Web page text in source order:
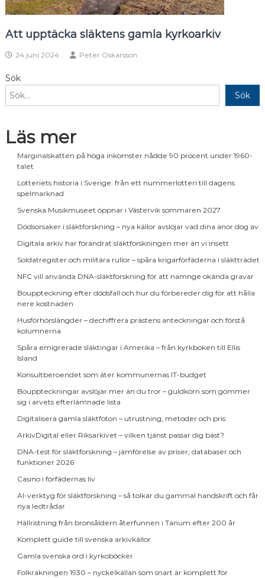
Att upptäcka släktens gamla kyrkoarkiv
24 juni 2024 Peter Oskarsson
Sök
Sök
Läs mer
Marginalskatten på höga inkomster nådde 90 procent under 1960-
talet
Lotteriets historia i Sverige: från ett nummerlotteri till dagens
spelmarknad
Svenska Musikmuseet öppnar i Västervik sommaren 2027
Dödsorsaker i släktforskning – nya källor avslöjar vad dina anor dog av
Digitala arkiv har förändrat släktforskningen mer än vi insett
Soldatregister och militära rullor – spåra krigarförfäderna i släktträdet
NFC vill använda DNA-släktforskning för att namnge okända gravar
Bouppteckning efter dödsfall och hur du förbereder dig för att hålla
nere kostnaden
Husförhörslängder – dechiffrera prästens anteckningar och förstå
kolumnerna
Spåra emigrerade släktingar i Amerika – från kyrkboken till Ellis
Island
Konsultberoendet som äter kommunernas IT-budget
Bouppteckningar avslöjar mer än du tror – guldkorn som gömmer
sig i arvets efterlämnade lista
Digitalisera gamla släktfoton – utrustning, metoder och pris
ArkivDigital eller Riksarkivet – vilken tjänst passar dig bäst?
DNA-test för släktforskning – jämförelse av priser, databaser och
funktioner 2026
Casino i förfädernas liv
AI-verktyg för släktforskning – så tolkar du gammal handskrift och får
nya ledtrådar
Hällristning från bronsåldern återfunnen i Tanum efter 200 år
Komplett guide till svenska arkivkällor
Gamla svenska ord i kyrkoböcker
Folkräkningen 1930 – nyckelkällan som snart är komplett för